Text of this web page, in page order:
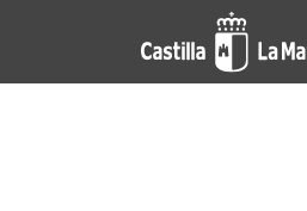
Pasar al contenido principal
Noticias de la